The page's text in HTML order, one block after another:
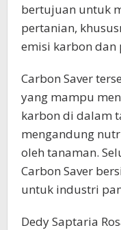
bertujuan untuk
pertanian,
emisi karbon dan
Carbon Saver
yang mampu
karbon di dalam
mengandung
oleh tanaman.
Carbon Saver
untuk industri
Dedy Saptaria